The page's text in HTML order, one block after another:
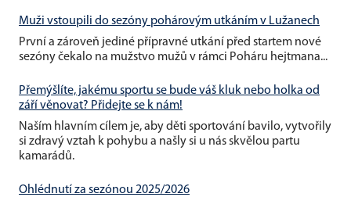
Muži vstoupili do sezóny pohárovým utkáním v Lužanech
První a zároveň jediné přípravné utkání před startem nové
sezóny čekalo na mužstvo mužů v rámci Poháru hejtmana...
Přemýšlíte, jakému sportu se bude váš kluk nebo holka od
září věnovat? Přidejte se k nám!
Naším hlavním cílem je, aby děti sportování bavilo, vytvořily
si zdravý vztah k pohybu a našly si u nás skvělou partu
kamarádů.
Ohlédnutí za sezónou 2025/2026